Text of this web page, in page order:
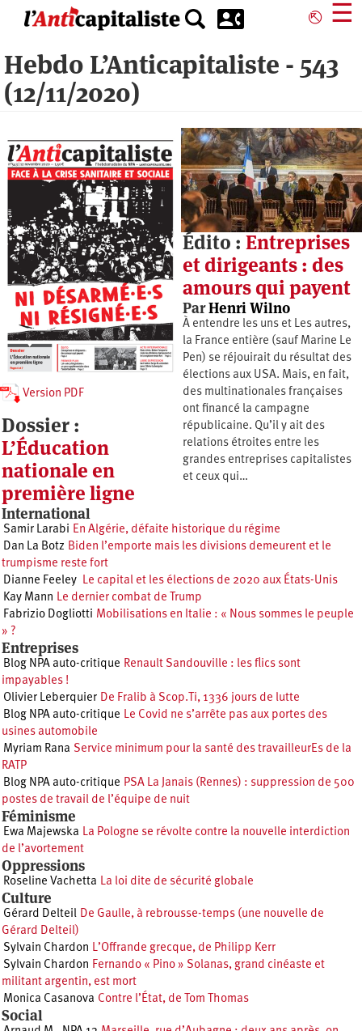
principal
⎋ ☰
Hebdo L’Anticapitaliste - 543
(12/11/2020)
Édito : Entreprises
et dirigeants : des
amours qui payent
ParHenri Wilno
À entendre les uns et Les autres,
la France entière (sauf Marine Le
Pen) se réjouirait du résultat des
élections aux USA. Mais, en fait,
des multinationales françaises
ont financé la campagne
républicaine. Qu’il y ait des
relations étroites entre les
grandes entreprises capitalistes
et ceux qui…
Version PDF
Dossier :
L’Éducation
nationale en
première ligne
International
Samir Larabi En Algérie, défaite historique du régime
Dan La Botz Biden l’emporte mais les divisions demeurent et le
trumpisme reste fort
Dianne Feeley Le capital et les élections de 2020 aux États-Unis
Kay Mann Le dernier combat de Trump
Fabrizio Dogliotti Mobilisations en Italie : « Nous sommes le peuple
» ?
Entreprises
Blog NPA auto-critique Renault Sandouville : les flics sont
impayables !
Olivier Leberquier De Fralib à Scop.Ti, 1336 jours de lutte
Blog NPA auto-critique Le Covid ne s’arrête pas aux portes des
usines automobile
Myriam Rana Service minimum pour la santé des travailleurEs de la
RATP
Blog NPA auto-critique PSA La Janais (Rennes) : suppression de 500
postes de travail de l’équipe de nuit
Féminisme
Ewa Majewska La Pologne se révolte contre la nouvelle interdiction
de l’avortement
Oppressions
Roseline Vachetta La loi dite de sécurité globale
Culture
Gérard Delteil De Gaulle, à rebrousse-temps (une nouvelle de
Gérard Delteil)
Sylvain Chardon L’Offrande grecque, de Philipp Kerr
Sylvain Chardon Fernando « Pino » Solanas, grand cinéaste et
militant argentin, est mort
Monica Casanova Contre l’État, de Tom Thomas
Social